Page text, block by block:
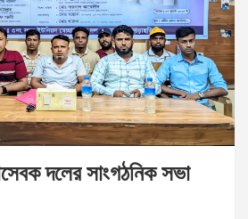
দলের সাংগঠনিক সভা